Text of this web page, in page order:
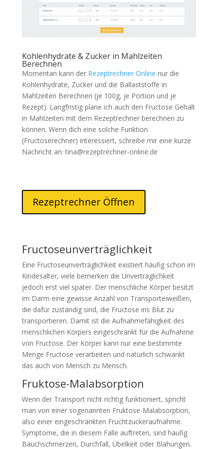
Kohlenhydrate & Zucker in Mahlzeiten
Berechnen
Momentan kann der Rezeptrechner Online nur die
Kohlenhydrate, Zucker und die Ballaststoffe in
Mahlzeiten Berechnen (je 100g, je Portion und je
Rezept). Langfristig plane ich auch den Fructose Gehalt
in Mahlzeiten mit dem Rezeptrechner berechnen zu
können. Wenn dich eine solche Funktion
(Fructoserechner) interessiert, schreibe mir eine kurze
Nachricht an:tina@rezeptrechner-online.de
Rezeptrechner Öffnen
Fructoseunverträglichkeit
Eine Fructoseunverträglichkeit existiert häufig schon im
Kindesalter, viele bemerken die Unverträglichkeit
jedoch erst viel später. Der menschliche Körper besitzt
im Darm eine gewisse Anzahl von Transporteiweißen,
die dafür zuständig sind, die Fructose ins Blut zu
transportieren. Damit ist die Aufnahmefähigkeit des
menschlichen Körpers eingeschränkt für die Aufnahme
von Fructose. Der Körper kann nur eine bestimmte
Menge Fructose verarbeiten und natürlich schwankt
das auch von Mensch zu Mensch.
Fruktose-Malabsorption
Wenn der Transport nicht richtig funktioniert, spricht
man von einer sogenannten Fruktose-Malabsorption,
also einer eingeschränkten Fruchtzuckeraufnahme.
Symptome, die in diesem Falle auftreten, sind häufig
Bauchschmerzen, Durchfall, Übelkeit oder Blähungen.